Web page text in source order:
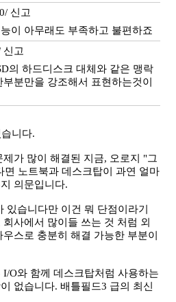
신고
이 아무래도 부족하고 불편하죠
신고
의 하드디스크 대체와 같은 맹락
분만을 강조해서 표현하는것이
니다.
가 많이 해결된 지금, 오로지 "그
노트북과 데스크탑이 과연 얼마
의문입니다.
있습니다만 이건 뭐 단점이라기
사에서 많이들 쓰는 것 처럼 외
스로 충분히 해결 가능한 부분이
O와 함께 데스크탑처럼 사용하는
없습니다. 배틀필드3 급의 최신